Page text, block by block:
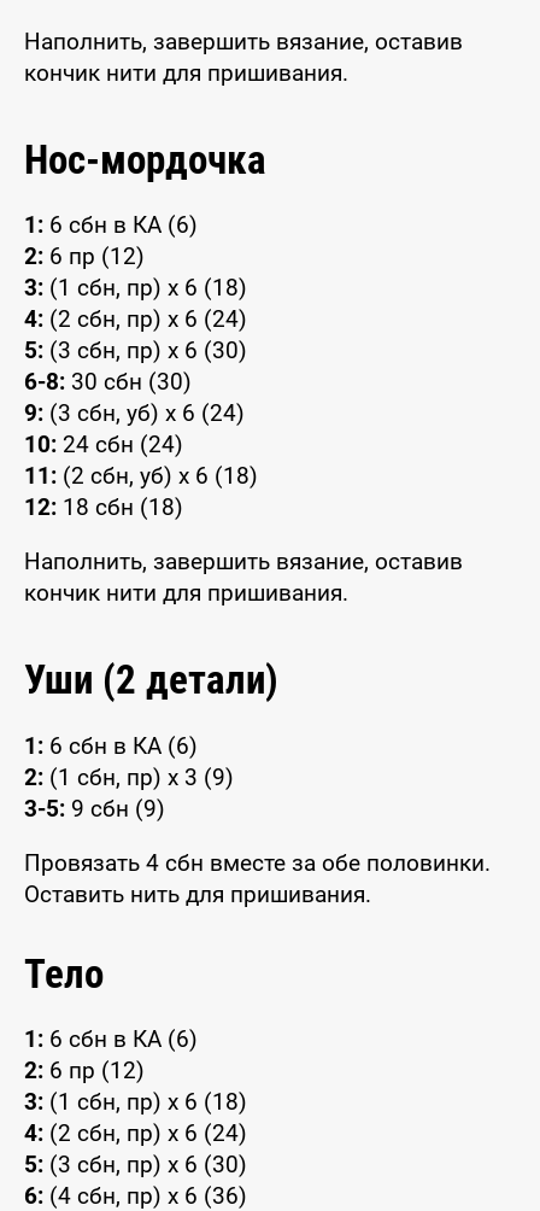
Наполнить, завершить вязание, оставив
кончик нити для пришивания.
Нос-мордочка
1: 6 сбн в КА (6)
2: 6 пр (12)
3: (1 сбн, пр) x 6 (18)
4: (2 сбн, пр) x 6 (24)
5: (3 сбн, пр) x 6 (30)
6-8: 30 сбн (30)
9: (3 сбн, уб) x 6 (24)
10: 24 сбн (24)
11: (2 сбн, уб) x 6 (18)
12: 18 сбн (18)
Наполнить, завершить вязание, оставив
кончик нити для пришивания.
Уши (2 детали)
1: 6 сбн в КА (6)
2: (1 сбн, пр) x 3 (9)
3-5: 9 сбн (9)
Провязать 4 сбн вместе за обе половинки.
Оставить нить для пришивания.
Тело
1: 6 сбн в КА (6)
2: 6 пр (12)
3: (1 сбн, пр) x 6 (18)
4: (2 сбн, пр) x 6 (24)
5: (3 сбн, пр) x 6 (30)
6: (4 сбн, пр) x 6 (36)